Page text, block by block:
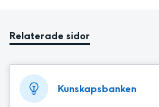
Relaterade sidor
Kunskapsbanken